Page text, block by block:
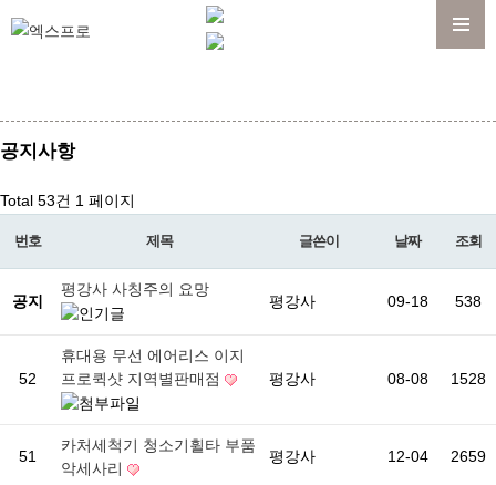
공지사항
Total 53건 1 페이지
번호 제목 글쓴이 날짜 조회
공지
평강사 사칭주의 요망
평강사 09-18 538
52
휴대용 무선 에어리스 이지
프로퀵샷 지역별판매점
평강사 08-08 1528
51
카처세척기 청소기휠타 부품
악세사리
평강사 12-04 2659